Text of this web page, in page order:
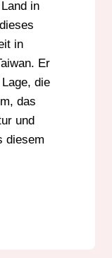
in
in
Er
die
das
und
diesem